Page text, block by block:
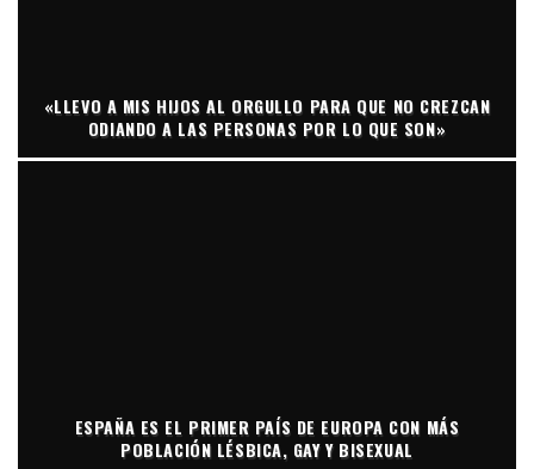
«LLEVO A MIS HIJOS AL ORGULLO PARA QUE NO CREZCAN
ODIANDO A LAS PERSONAS POR LO QUE SON»
ESPAÑA ES EL PRIMER PAÍS DE EUROPA CON MÁS
POBLACIÓN LÉSBICA, GAY Y BISEXUAL